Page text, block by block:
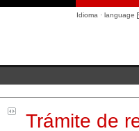
Idioma · language
Trámite de